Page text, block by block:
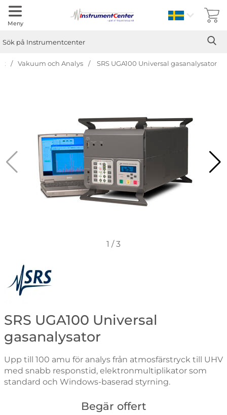
Meny Sverige
Vakuum och Analys SRS UGA100 Universal gasanalysator
1 /3
Gå till varumärkessidan för Stanford Research Systems
SRS UGA100 Universal
gasanalysator
Upp till 100 amu för analys från atmosfärstryck till UHV
med snabb responstid, elektronmultiplikator som
standard och Windows-baserad styrning.
Begär offert